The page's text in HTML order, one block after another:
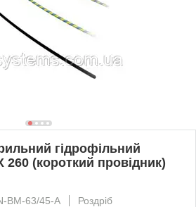
гідрофільний
260 (короткий провідник)
BM-63/45-A
Роздріб